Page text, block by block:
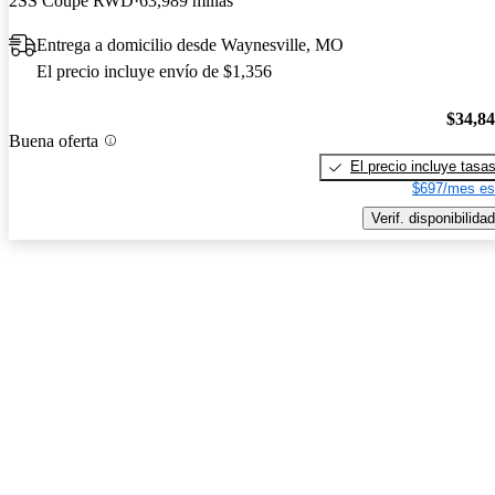
Entrega a domicilio desde Waynesville, MO
El precio incluye envío de $1,356
Buena oferta
El precio incluye tasas
$697/mes
Verif. disponibilidad